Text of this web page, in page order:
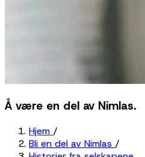
Å være en del av Nimlas.
Hjem /
Bli en del av Nimlas /